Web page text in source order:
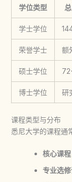
学位类型
学士学位
荣誉学士 额
硕士学位
博士学位 研
课程类型与分布
悉尼大学的课程通
核心课程
专业选